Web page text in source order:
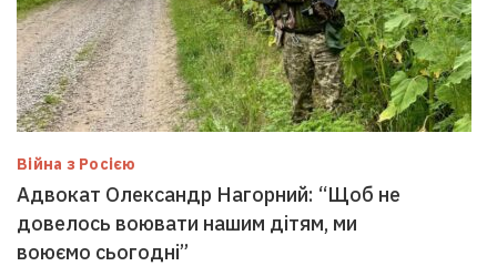
Війна з Росією
Адвокат Олександр Нагорний: “Щоб не
довелось воювати нашим дітям, ми
воюємо сьогодні”